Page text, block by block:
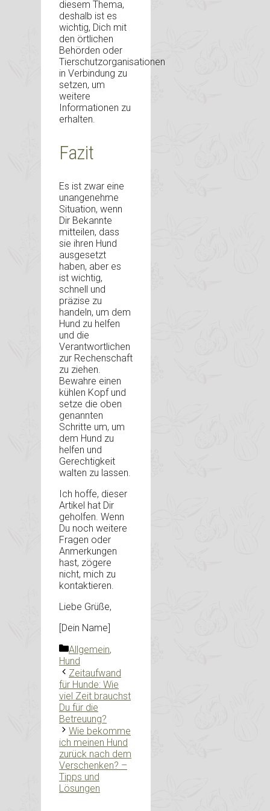
diesem Thema,
deshalb ist es
wichtig, Dich mit
den örtlichen
Behörden oder
Tierschutzorganisationen
in Verbindung zu
setzen, um
weitere
Informationen zu
erhalten.
Fazit
Es ist zwar eine
unangenehme
Situation, wenn
Dir Bekannte
mitteilen, dass
sie ihren Hund
ausgesetzt
haben, aber es
ist wichtig,
schnell und
präzise zu
handeln, um dem
Hund zu helfen
und die
Verantwortlichen
zur Rechenschaft
zu ziehen.
Bewahre einen
kühlen Kopf und
setze die oben
genannten
Schritte um, um
dem Hund zu
helfen und
Gerechtigkeit
walten zu lassen.
Ich hoffe, dieser
Artikel hat Dir
geholfen. Wenn
Du noch weitere
Fragen oder
Anmerkungen
hast, zögere
nicht, mich zu
kontaktieren.
Liebe Grüße,
[Dein Name]
Kategorien
Allgemein,
Hund
Zeitaufwand
für Hunde: Wie
viel Zeit brauchst
Du für die
Betreuung?
Wie bekomme
ich meinen Hund
zurück nach dem
Verschenken? –
Tipps und
Lösungen